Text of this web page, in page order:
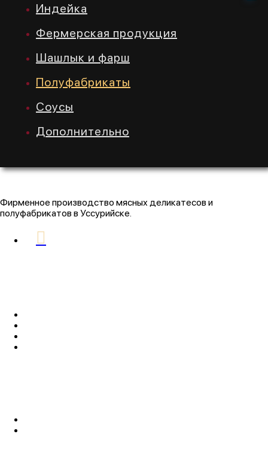
Индейка
Фермерская продукция
Шашлык и фарш
Полуфабрикаты
Соусы
Дополнительно
Фирменное производство мясных деликатесов и
полуфабрикатов в Уссурийске.